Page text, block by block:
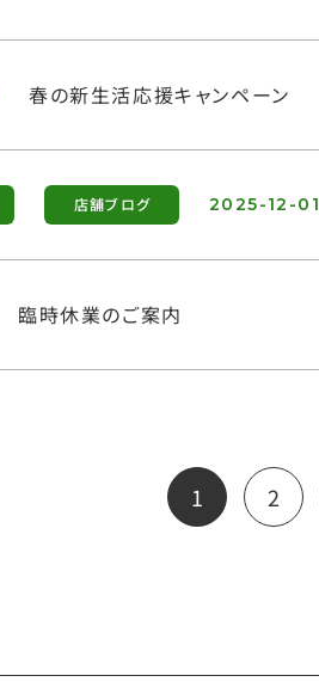
春の新生活応援キャンペーン
店舗ブログ 2025-12-01
臨時休業のご案内
1 2